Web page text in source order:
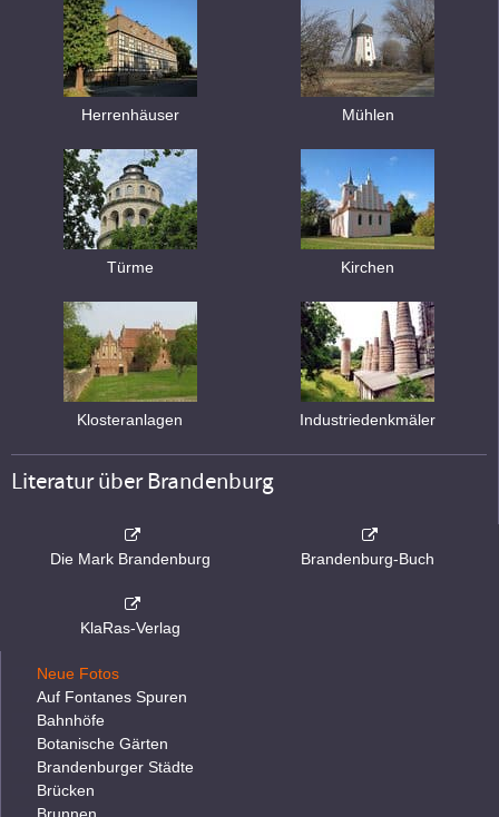
Herrenhäuser Mühlen
Türme Kirchen
Klosteranlagen Industriedenkmäler
Literatur über Brandenburg
Die Mark Brandenburg Brandenburg-Buch
KlaRas-Verlag
Neue Fotos
Auf Fontanes Spuren
Bahnhöfe
Botanische Gärten
Brandenburger Städte
Brücken